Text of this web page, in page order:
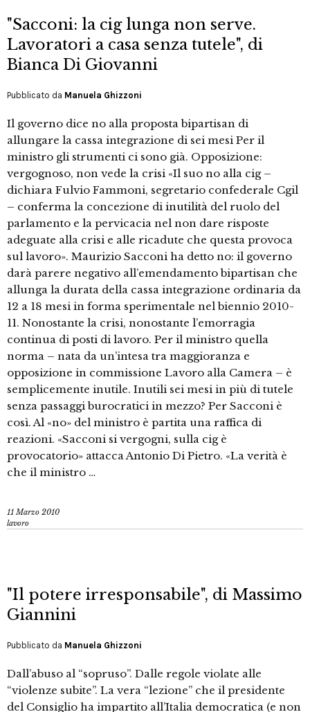
"Sacconi: la cig lunga non serve.
Lavoratori a casa senza tutele", di
Bianca Di Giovanni
Pubblicato da Manuela Ghizzoni
Il governo dice no alla proposta bipartisan di
allungare la cassa integrazione di sei mesi Per il
ministro gli strumenti ci sono già. Opposizione:
vergognoso, non vede la crisi «Il suo no alla cig –
dichiara Fulvio Fammoni, segretario confederale Cgil
– conferma la concezione di inutilità del ruolo del
parlamento e la pervicacia nel non dare risposte
adeguate alla crisi e alle ricadute che questa provoca
sul lavoro». Maurizio Sacconi ha detto no: il governo
darà parere negativo all’emendamento bipartisan che
allunga la durata della cassa integrazione ordinaria da
12 a 18 mesi in forma sperimentale nel biennio 2010-
11. Nonostante la crisi, nonostante l’emorragia
continua di posti di lavoro. Per il ministro quella
norma – nata da un’intesa tra maggioranza e
opposizione in commissione Lavoro alla Camera – è
semplicemente inutile. Inutili sei mesi in più di tutele
senza passaggi burocratici in mezzo? Per Sacconi è
così. Al «no» del ministro è partita una raffica di
reazioni. «Sacconi si vergogni, sulla cig è
provocatorio» attacca Antonio Di Pietro. «La verità è
che il ministro …
11 Marzo 2010
lavoro
"Il potere irresponsabile", di Massimo
Giannini
Pubblicato da Manuela Ghizzoni
Dall’abuso al “sopruso”. Dalle regole violate alle
“violenze subite”. La vera “lezione” che il presidente
del Consiglio ha impartito all’Italia democratica (e non